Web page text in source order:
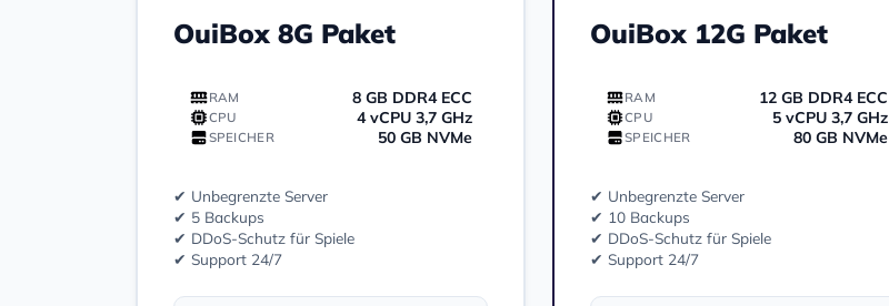
OuiBox 8G Paket
RAM 8 GB DDR4 ECC
CPU 4 vCPU 3,7 GHz
SPEICHER 50 GB NVMe
✔ Unbegrenzte Server
✔ 5 Backups
✔ DDoS-Schutz für Spiele
✔ Support 24/7
OuiBox 12G Paket
RAM 12 GB DDR4 ECC
CPU 5 vCPU 3,7 GHz
SPEICHER 80 GB NVMe
✔ Unbegrenzte Server
✔ 10 Backups
✔ DDoS-Schutz für Spiele
✔ Support 24/7